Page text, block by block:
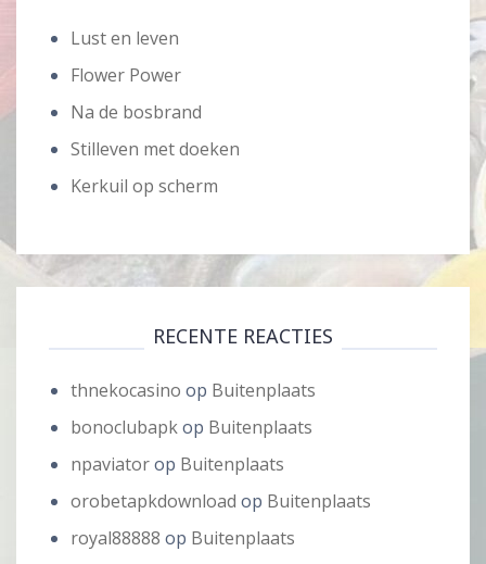
Lust en leven
Flower Power
Na de bosbrand
Stilleven met doeken
Kerkuil op scherm
RECENTE REACTIES
thnekocasino op Buitenplaats
bonoclubapkop Buitenplaats
npaviatorop Buitenplaats
orobetapkdownload op Buitenplaats
royal88888 op Buitenplaats